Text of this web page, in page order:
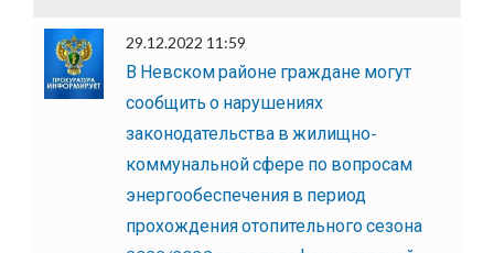
29.12.2022 11:59
В Невском районе граждане могут
сообщить о нарушениях
законодательства в жилищно-
коммунальной сфере по вопросам
энергообеспечения в период
прохождения отопительного сезона